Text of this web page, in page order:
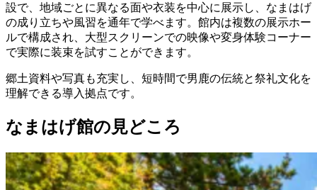
設で、地域ごとに異なる面や衣装を中心に展示し、なまはげ
の成り立ちや風習を通年で学べます。館内は複数の展示ホー
ルで構成され、大型スクリーンでの映像や変身体験コーナー
で実際に装束を試すことができます。
郷土資料や写真も充実し、短時間で男鹿の伝統と祭礼文化を
理解できる導入拠点です。
なまはげ館の見どころ